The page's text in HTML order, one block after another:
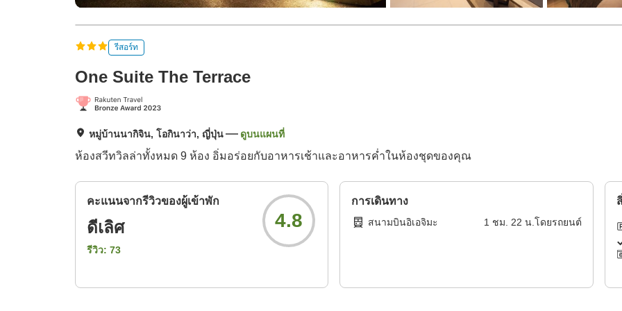
รีสอร์ท
One Suite The Terrace
หมู่บ้านนากิจิน, โอกินาว่า, ญี่ปุ่น ดูบนแผนที่
ห้องสวีทวิลล่าทั้งหมด 9 ห้อง อิ่มอร่อยกับอาหารเช้าและอาหารค่ำในห้องชุดของคุณ
คะแนนจากรีวิวของผู้เข้าพัก
ดีเลิศ
รีวิว: 73
4.8
การเดินทาง
สนามบินอิเอจิมะ 1 ชม. 22 น.โดยรถยนต์